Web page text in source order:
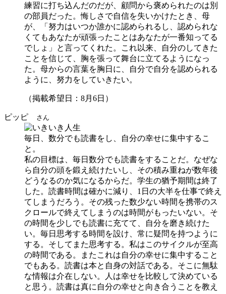
練習に打ち込んだのだが、顧問から褒められたのは別
の部員だった。悔しさで自信を失いかけたとき、母
が、「努力はいつか誰かに認められるし、認められな
くてもあなたが頑張ったことはあなたが一番知ってる
でしょ」と言ってくれた。これ以来、自分のしてきた
ことを信じて、胸を張って舞台に立てるようになっ
た。母からの言葉を胸日に、自分で自分を認められる
ように、努力をしていきたい。
（掲載希望日：8月6日）
ピッピ さん
毎日、数分でも読書をし、自分の幸せに集中するこ
と。
私の目標は、毎日数分でも読書をすることだ。なぜな
ら自分の頭を鍛え続けたいし、その積み重ねが数年後
どうなるのか気になるからだ。学生の猶予期間は終了
した。読書時間は確かに減り、1日の大半を仕事で終え
てしまうだろう。その残った数少ない時間を携帯のス
クロールで終えてしまうのは時間がもったいない。そ
の時間を少しでも読書に充てて、自分を磨き続けた
い。毎日思考する時間を設け、常に疑問を持つように
する。そしてまた思考する。私はこのサイクルが至高
の時間である。またこれは自分の幸せに集中すること
でもある。読書は本と自身の対話である。そこに無駄
な情報は介在しない。人は幸せを比較して決めている
と思う。読書は真に自分の幸せと向き合うことを教え